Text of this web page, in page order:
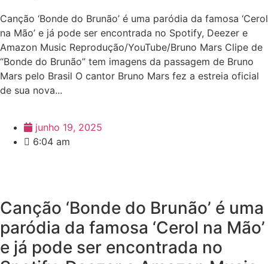
Canção ‘Bonde do Brunão’ é uma paródia da famosa ‘Cerol
na Mão’ e já pode ser encontrada no Spotify, Deezer e
Amazon Music Reprodução/YouTube/Bruno Mars Clipe de
“Bonde do Brunão” tem imagens da passagem de Bruno
Mars pelo Brasil O cantor Bruno Mars fez a estreia oficial
de sua nova...
junho 19, 2025
6:04 am
Canção ‘Bonde do Brunão’ é uma
paródia da famosa ‘Cerol na Mão’
e já pode ser encontrada no